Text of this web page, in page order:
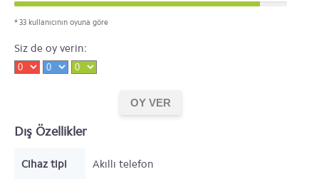
* 33 kullanıcının oyuna göre
Siz de oy verin:
Dış Özellikler
Cihaz tipi Akıllı telefon